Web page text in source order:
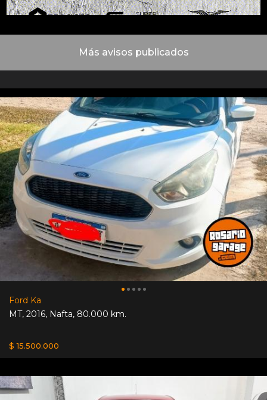
Más avisos publicados
Ford Ka
MT, 2016, Nafta, 80.000 km.
$ 15.500.000